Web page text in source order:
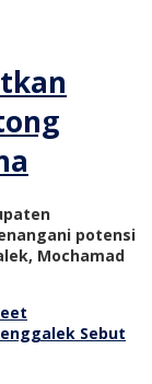
potensi
Mochamad